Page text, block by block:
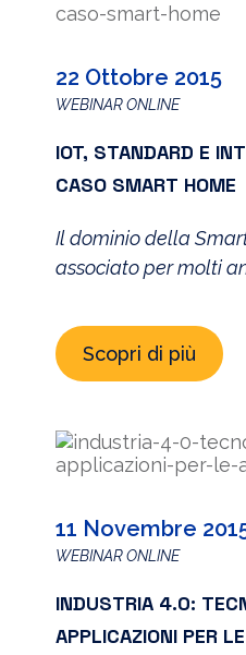
22 Ottobre 2015
WEBINAR ONLINE
IOT, STANDARD E
CASO SMART HOME
Il dominio della
associato per molti
tecnologie chiuse, di
dedicate ad un
diffusione del
Smart Home facendo
opportunità di
[…]
Scopri di più
11 Novembre
WEBINAR ONLINE
INDUSTRIA 4.0:
APPLICAZIONI PER